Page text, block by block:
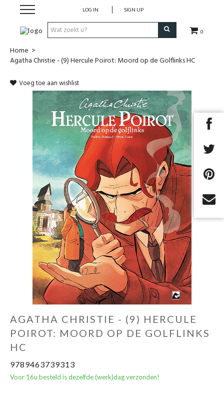
0
LOG IN SIGN UP
Strips
Comics
Nieuwsberichten
Pre release
Cadeaubon
RPG Sale
Home >
Agatha Christie - (9) Hercule Poirot: Moord op de Golflinks HC
Voeg toe aan wishlist
AGATHA CHRISTIE - (9) HERCULE
POIROT: MOORD OP DE GOLFLINKS
HC
9789463739313
Voor 16u besteld is dezelfde (werk)dag verzonden!